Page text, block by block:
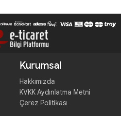
Kurumsal
Hakkımızda
KVKK Aydınlatma Metni
Çerez Politikası